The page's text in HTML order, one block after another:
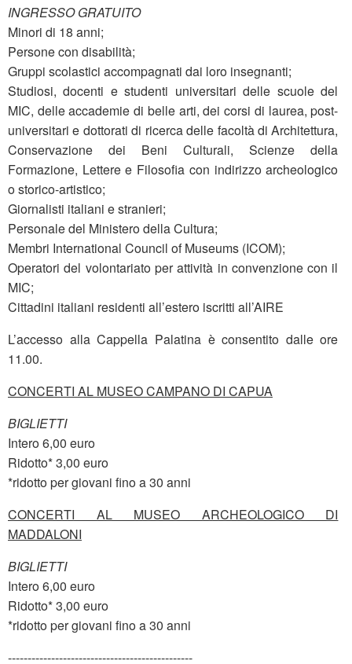
INGRESSO GRATUITO
Minori di 18 anni;
Persone con disabilità;
Gruppi scolastici accompagnati dai loro insegnanti;
Studiosi, docenti e studenti universitari delle scuole del
MIC, delle accademie di belle arti, dei corsi di laurea, post-
universitari e dottorati di ricerca delle facoltà di Architettura,
Conservazione dei Beni Culturali, Scienze della
Formazione, Lettere e Filosofia con indirizzo archeologico
o storico-artistico;
Giornalisti italiani e stranieri;
Personale del Ministero della Cultura;
Membri International Council of Museums (ICOM);
Operatori del volontariato per attività in convenzione con il
MIC;
Cittadini italiani residenti all’estero iscritti all’AIRE
L’accesso alla Cappella Palatina è consentito dalle ore
11.00.
CONCERTI AL MUSEO CAMPANO DI CAPUA
BIGLIETTI
Intero 6,00 euro
Ridotto* 3,00 euro
*ridotto per giovani fino a 30 anni
CONCERTI AL MUSEO ARCHEOLOGICO DI
MADDALONI
BIGLIETTI
Intero 6,00 euro
Ridotto* 3,00 euro
*ridotto per giovani fino a 30 anni
-----------------------------------------------